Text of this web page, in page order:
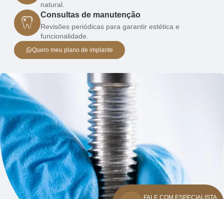
natural.
Consultas de manutenção
Revisões periódicas para garantir estética e
funcionalidade.
Quero meu plano de implante
FALE COM ESPECIALISTA